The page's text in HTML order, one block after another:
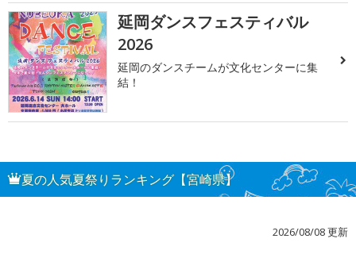
延岡ダンスフェスティバル
2026
延岡のダンスチームが文化センターに集
結！
夏の人気夏祭りランキング【宮崎県】
2026/08/08 更新